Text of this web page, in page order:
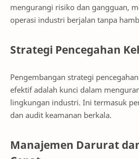
mengurangi risiko dan gangguan,
operasi industri berjalan tanpa
Strategi Pencegahan
Pengembangan strategi
efektif adalah kunci dalam
lingkungan industri. Ini termasuk
dan audit keamanan berkala.
Manajemen Darurat